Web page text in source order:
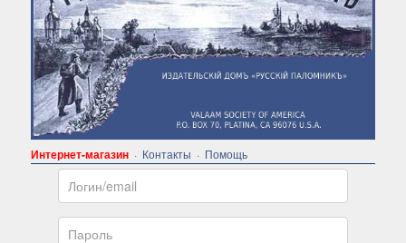
Интернет-магазин· Контакты · Помощь
Email
Пароль